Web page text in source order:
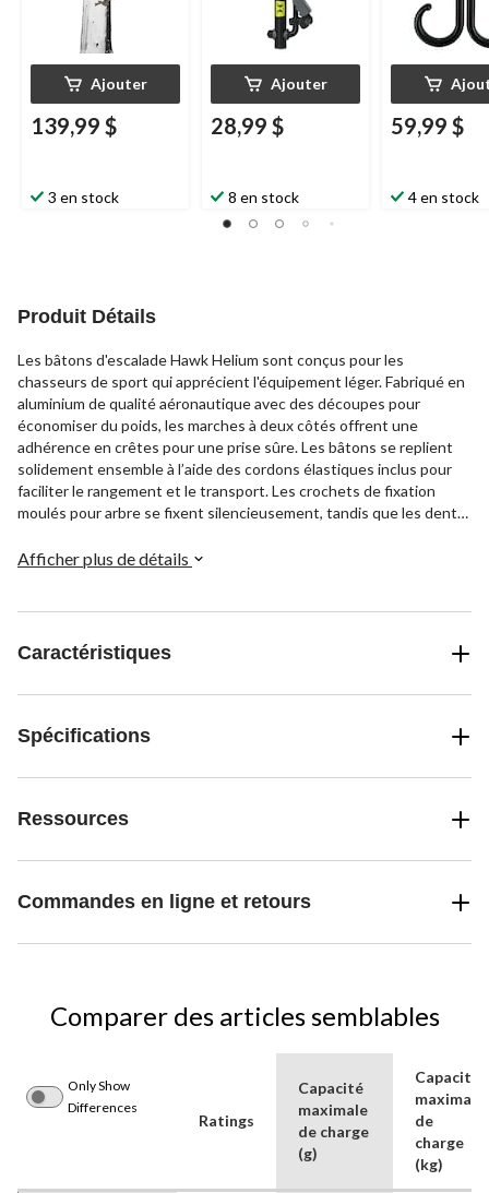
Ajouter
139,99 $
3 en stock
Ajouter
28,99 $
8 en stock
59,99 $
4 en stock
Produit Détails
Les bâtons d'escalade Hawk Helium sont conçus pour les
chasseurs de sport qui apprécient l'équipement léger. Fabriqué en
aluminium de qualité aéronautique avec des découpes pour
économiser du poids, les marches à deux côtés offrent une
adhérence en crêtes pour une prise sûre. Les bâtons se replient
solidement ensemble à l’aide des cordons élastiques inclus pour
faciliter le rangement et le transport. Les crochets de fixation
moulés pour arbre se fixent silencieusement, tandis que les dents
Mesurant seulement 20 po de long, les bâtons d'escalade
Afficher plus de détails
Caractéristiques
Spécifications
Ressources
Commandes en ligne et retours
Comparer des articles semblables
Only Show
Differences
Ratings
Capacité
maximale
de charge
(g)
Capacité
maximale
de
charge
(kg)